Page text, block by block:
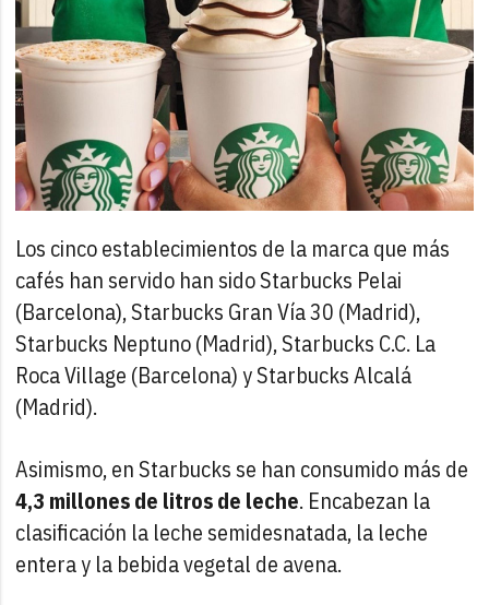
Los cinco establecimientos de la marca que más
cafés han servido han sido Starbucks Pelai
(Barcelona), Starbucks Gran Vía 30 (Madrid),
Starbucks Neptuno (Madrid), Starbucks C.C. La
Roca Village (Barcelona) y Starbucks Alcalá
(Madrid).
Asimismo, en Starbucks se han consumido más de
4,3 millones de litros de leche. Encabezan la
clasificación la leche semidesnatada, la leche
entera y la bebida vegetal de avena.